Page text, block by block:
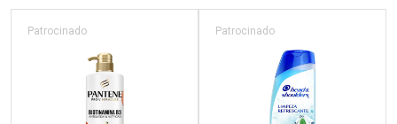
Patrocinado Patrocinado